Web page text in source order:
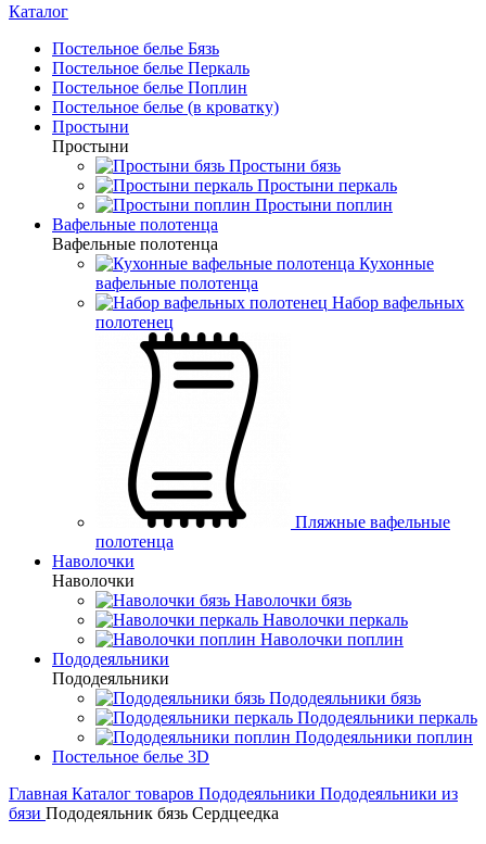
Каталог
Постельное белье Бязь
Постельное белье Перкаль
Постельное белье Поплин
Постельное белье (в кроватку)
Простыни
Простыни
Простыни бязь
Простыни перкаль
Простыни поплин
Вафельные полотенца
Вафельные полотенца
Кухонные
вафельные полотенца
Набор вафельных
полотенец
Пляжные вафельные
полотенца
Наволочки
Наволочки
Наволочки бязь
Наволочки перкаль
Наволочки поплин
Пододеяльники
Пододеяльники
Пододеяльники бязь
Пододеяльники перкаль
Пододеяльники поплин
Постельное белье 3D
Главная Каталог товаров Пододеяльники Пододеяльники из
бязи Пододеяльник бязь Сердцеедка